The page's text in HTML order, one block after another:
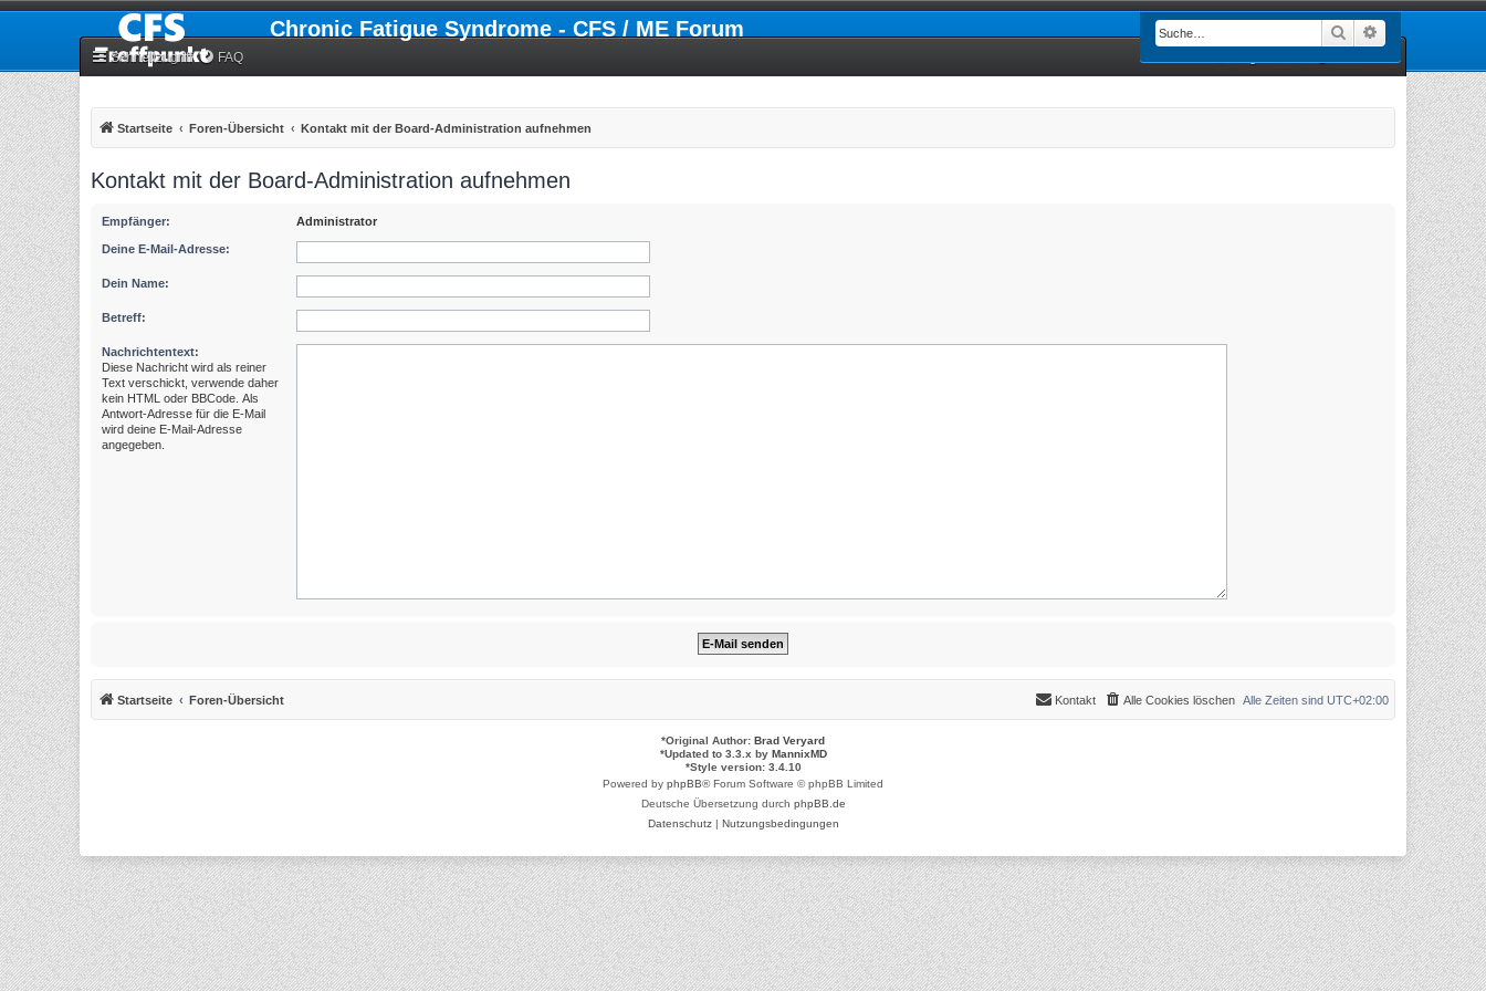
Chronic Fatigue Syndrome - CFS / ME Forum Suche
Schnellzugriff FAQ
Startseite Foren-Übersicht Kontakt mit der Board-Administration aufnehmen
Kontakt mit der Board-Administration aufnehmen
Empfänger: Administrator
Deine E-Mail-Adresse:
Dein Name:
Betreff:
Nachrichtentext:
Diese Nachricht wird als reiner
Text verschickt, verwende daher
kein HTML oder BBCode. Als
Antwort-Adresse für die E-Mail
wird deine E-Mail-Adresse
angegeben.
Startseite Foren-Übersicht Alle Zeiten sind UTC+02:00
Alle Cookies löschen
Kontakt
*Original Author: Brad Veryard
*Updated to 3.3.x by MannixMD
*Style version: 3.4.10
Powered by phpBB® Forum Software © phpBB Limited
Deutsche Übersetzung durch phpBB.de
Datenschutz| Nutzungsbedingungen